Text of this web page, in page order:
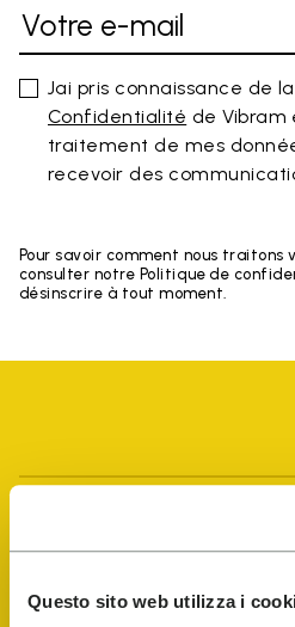
Questo sito web utilizza i
Jai pris connaissance de
Confidentialité de
traitement de mes
recevoir des
Pour savoir comment nous traitons
consulter notre Politique de
désinscrire à tout moment.
FiveFingers Guide